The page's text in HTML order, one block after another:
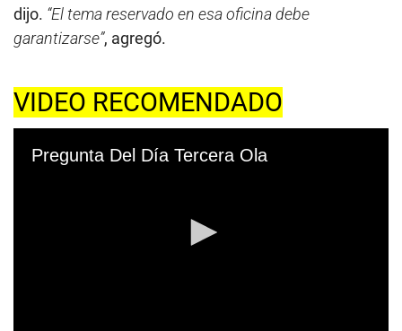
dijo. “El tema reservado en esa oficina debe
garantizarse”, agregó.
VIDEO RECOMENDADO
Pregunta Del Día Tercera Ola